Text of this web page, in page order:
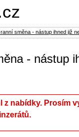
- nástup
z nabídky. Prosím
směna - nástup ihned již